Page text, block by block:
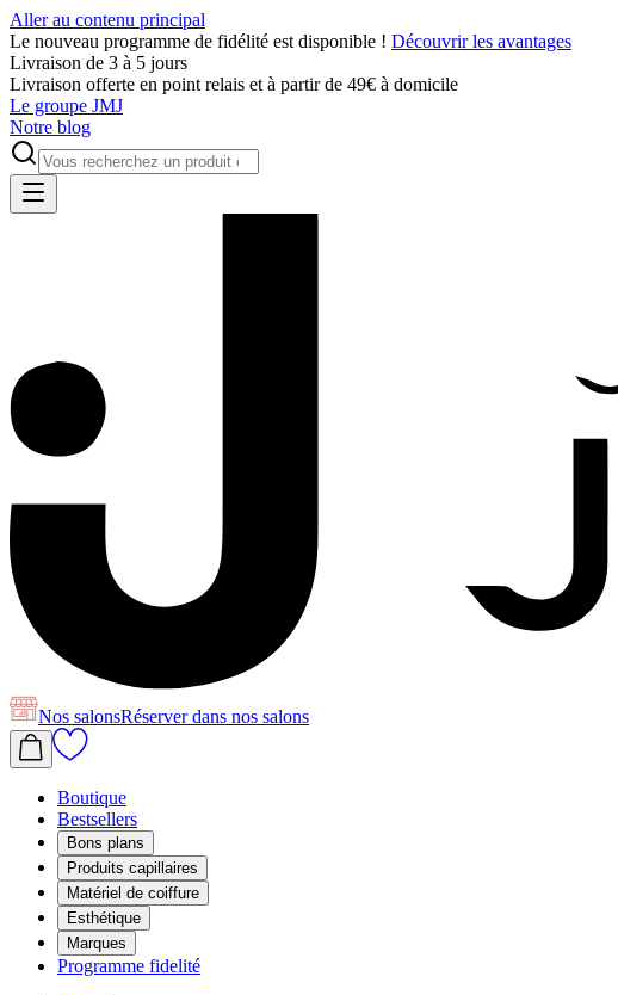
Aller au contenu principal
Le nouveau programme de fidélité est disponible ! Découvrir les avantages
Livraison de 3 à 5 jours
Livraison offerte en point relais et à partir de 49€ à domicile
Le groupe JMJ
Notre blog
Nos salonsRéserverdans nos salons
Boutique
Bestsellers
Bons plans
Produits capillaires
Matériel de coiffure
Esthétique
Marques
Programme fidelité